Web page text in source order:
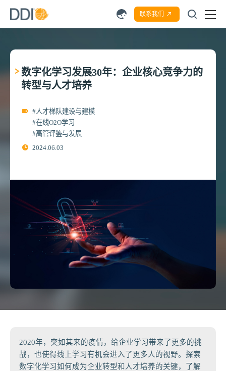
联系我们
数字化学习发展30年：企业核心竞争力的
转型与人才培养
#人才梯队建设与建模
#在线O2O学习
#高管评鉴与发展
2024.06.03
2020年，突如其来的疫情，给企业学习带来了更多的挑
战，也使得线上学习有机会进入了更多人的视野。探索
数字化学习如何成为企业转型和人才培养的关键，了解